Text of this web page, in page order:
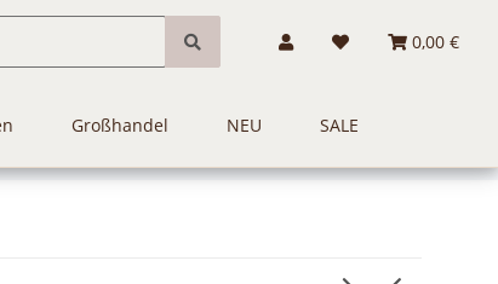
0,00 €
Großhandel NEU SALE